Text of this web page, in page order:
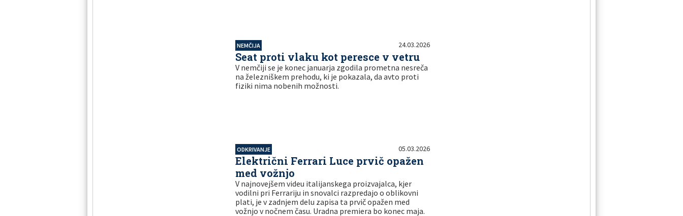
NEMČIJA 24.03.2026
Seat proti vlaku kot peresce v vetru
V nemčiji se je konec januarja zgodila prometna nesreča
na železniškem prehodu, ki je pokazala, da avto proti
fiziki nima nobenih možnosti.
ODKRIVANJE 05.03.2026
Električni Ferrari Luce prvič opažen
med vožnjo
V najnovejšem videu italijanskega proizvajalca, kjer
vodilni pri Ferrariju in snovalci razpredajo o oblikovni
plati, je v zadnjem delu zapisa ta prvič opažen med
vožnjo v nočnem času. Uradna premiera bo konec maja.